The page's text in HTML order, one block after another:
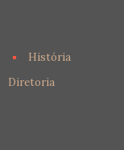
História
Diretoria